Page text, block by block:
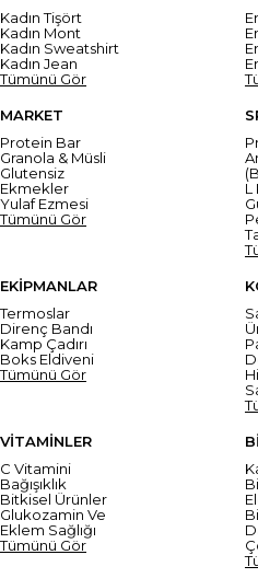
Kadın Tişört
Kadın Mont
Kadın Sweatshirt
Kadın Jean
Tümünü Gör
MARKET
Protein Bar
Granola & Müsli
Glutensiz
Ekmekler
Yulaf Ezmesi
Tümünü Gör
L
EKİPMANLAR
Termoslar
Direnç Bandı
Kamp Çadırı
Boks Eldiveni
Tümünü Gör
VİTAMİNLER
C Vitamini
Bağışıklık
Bitkisel Ürünler
Glukozamin Ve
Eklem Sağlığı
Tümünü Gör